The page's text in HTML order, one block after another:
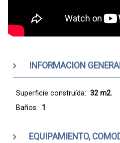
INFORMACION
Superficie construída: 32 m2.
Baños: 1
EQUIPAMIENTO,